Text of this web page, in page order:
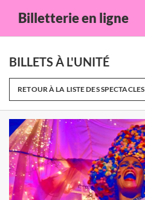
Billetterie en ligne
BILLETS À L'UNITÉ
RETOUR À LA LISTE DES SPECTACLES